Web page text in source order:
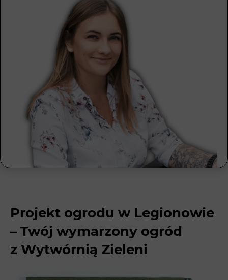
Projekt ogrodu w Legionowie
– Twój wymarzony ogród
z Wytwórnią Zieleni